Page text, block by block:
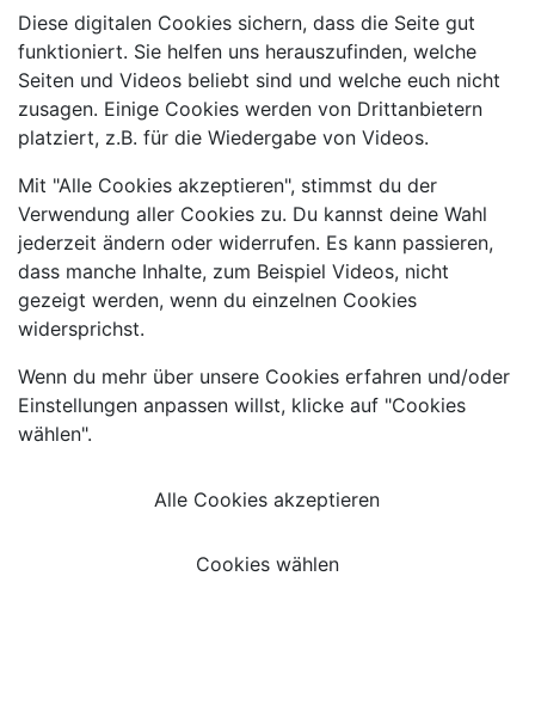
Diese digitalen Cookies sichern, dass die Seite gut
funktioniert. Sie helfen uns herauszufinden, welche
Seiten und Videos beliebt sind und welche euch nicht
zusagen. Einige Cookies werden von Drittanbietern
platziert, z.B. für die Wiedergabe von Videos.
Mit "Alle Cookies akzeptieren", stimmst du der
Verwendung aller Cookies zu. Du kannst deine Wahl
jederzeit ändern oder widerrufen. Es kann passieren,
dass manche Inhalte, zum Beispiel Videos, nicht
gezeigt werden, wenn du einzelnen Cookies
widersprichst.
Wenn du mehr über unsere Cookies erfahren und/oder
Einstellungen anpassen willst, klicke auf "Cookies
wählen".
Alle Cookies akzeptieren
Cookies wählen